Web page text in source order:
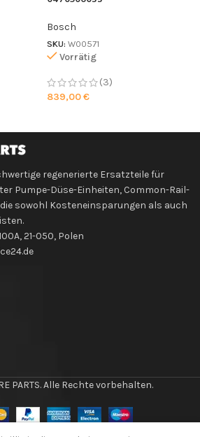
Bosch
SKU: W00571
Vorrätig
(3)
839,00€
regenerierte Ersatzteile für
Pumpe-Düse-Einheiten, Common-Rail-
sowohl Kosteneinsparungen als auch
21-050, Polen
PARTS. Alle Rechte vorbehalten.